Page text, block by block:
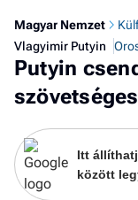
Magyar Nemzet
Vlagyimir Putyin
Putyin
Itt
között